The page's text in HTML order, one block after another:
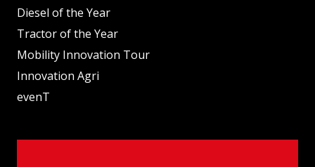
Diesel of the Year
Tractor of the Year
Mobility Innovation Tour
Innovation Agri
evenT